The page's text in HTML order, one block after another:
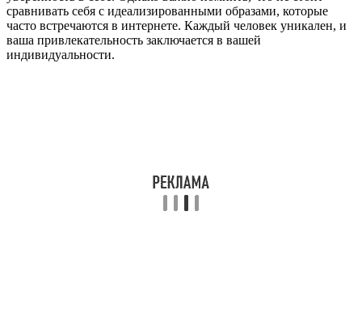
сравнивать себя с идеализированными образами, которые
часто встречаются в интернете. Каждый человек уникален, и
ваша привлекательность заключается в вашей
индивидуальности.